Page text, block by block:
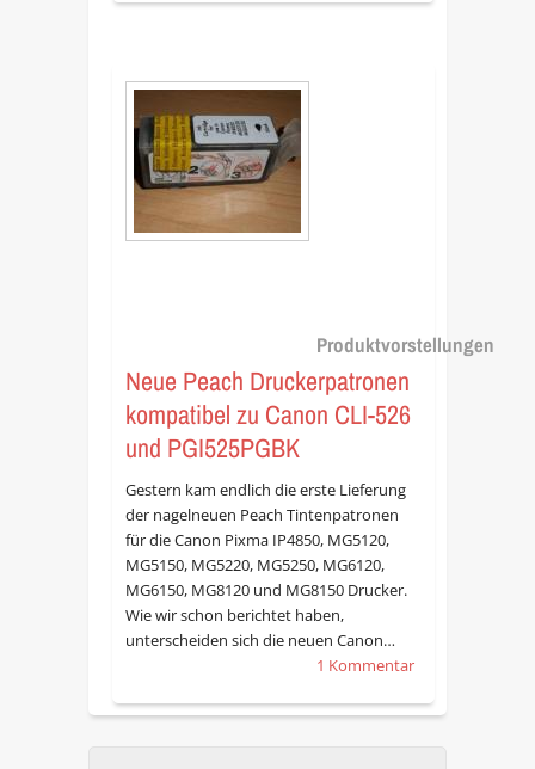
Produktvorstellungen
Neue Peach Druckerpatronen
kompatibel zu Canon CLI-526
und PGI525PGBK
Gestern kam endlich die erste Lieferung
der nagelneuen Peach Tintenpatronen
für die Canon Pixma IP4850, MG5120,
MG5150, MG5220, MG5250, MG6120,
MG6150, MG8120 und MG8150 Drucker.
Wie wir schon berichtet haben,
unterscheiden sich die neuen Canon…
1 Kommentar